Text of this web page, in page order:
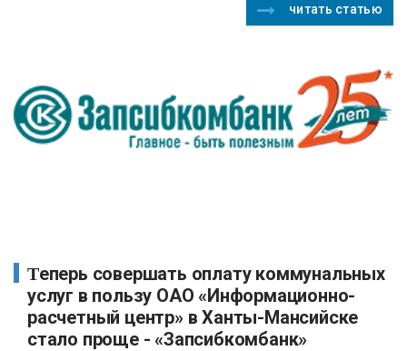
читать статью
Теперь совершать оплату коммунальных
услуг в пользу ОАО «Информационно-
расчетный центр» в Ханты-Мансийске
стало проще - «Запсибкомбанк»